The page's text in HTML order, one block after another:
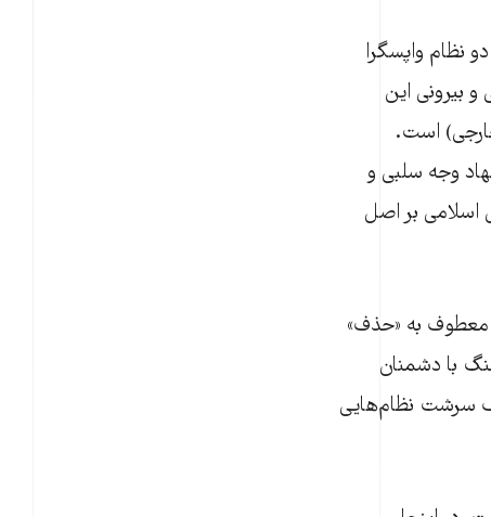
نظام واپسگرا
و بیرونی این
است.
وجه سلبی و
اسلامی بر اصل
به «حذف»
با دشمنان
سرشت نظام‌هایی